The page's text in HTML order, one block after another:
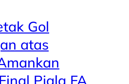
Gol
atas
Piala FA